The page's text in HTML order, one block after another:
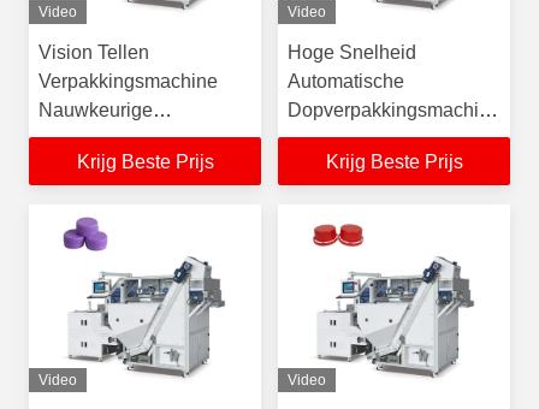
Video
Vision Tellen
Verpakkingsmachine
Nauwkeurige
Dopverpakkingsoplossing
Krijg Beste Prijs
Video
Hoge Snelheid
Automatische
Dopverpakkingsmachine
voor Flessenfabrieken
en Drankenlijnen
Krijg Beste Prijs
Video Video